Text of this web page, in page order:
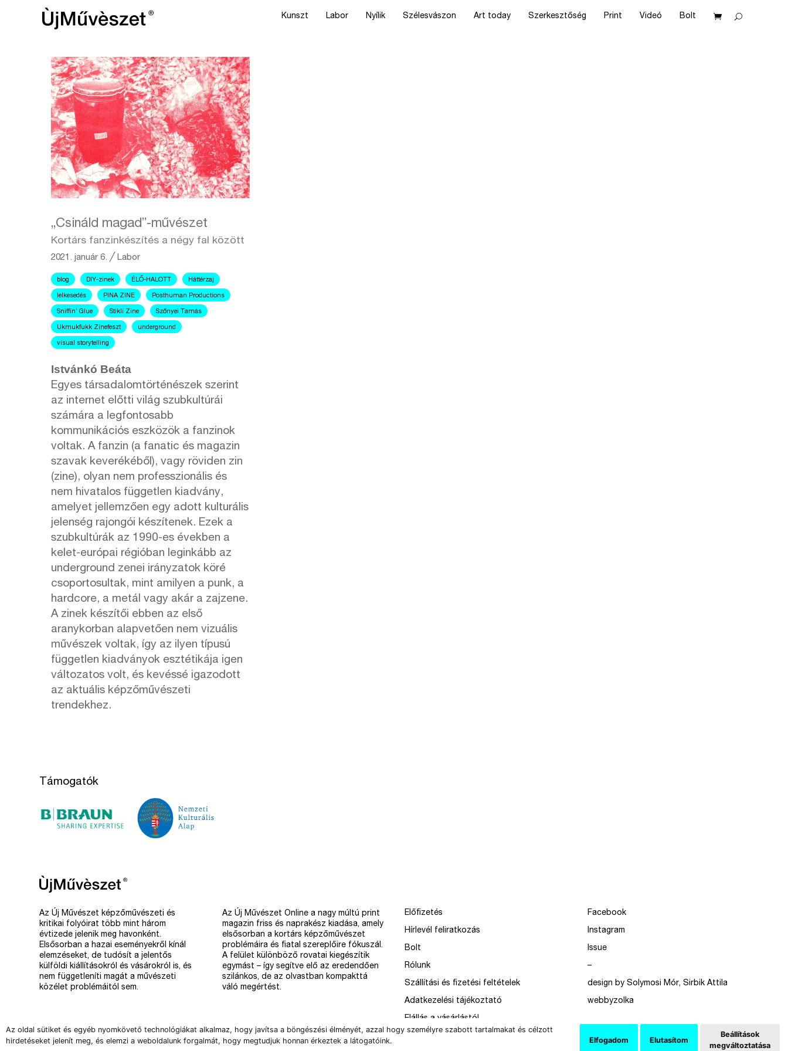
Az oldal sütiket és egyéb nyomkövető technológiákat alkalmaz, hogy javítsa a böngészési élményét, azzal hogy személyre szabott tartalmakat és célzott
hirdetéseket jelenít meg, és elemzi a weboldalunk forgalmát, hogy megtudjuk honnan érkeztek a látogatóink.
Elfogadom Elutasítom
Beállítások
megváltoztatása
Kunszt Labor Nyílik Szélesvászon Art today Szerkesztőség Print Videó Bolt
„Csináld magad”-művészet
Kortárs fanzinkészítés a négy fal között
2021. január 6. ╱ Labor
blog DIY-zinek ÉLŐ-HALOTT Háttérzaj
lelkesedés PINA ZINE Posthuman Productions
Sniffin’ Glue Stikli Zine Szőnyei Tamás
Ukmukfukk Zinefeszt underground
visual storytelling
Istvánkó Beáta
Egyes társadalomtörténészek szerint
az internet előtti világ szubkultúrái
számára a legfontosabb
kommunikációs eszközök a fanzinok
voltak. A fanzin (a fanatic és magazin
szavak keverékéből), vagy röviden zin
(zine), olyan nem professzionális és
nem hivatalos független kiadvány,
amelyet jellemzően egy adott kulturális
jelenség rajongói készítenek. Ezek a
szubkultúrák az 1990-es években a
kelet-európai régióban leginkább az
underground zenei irányzatok köré
csoportosultak, mint amilyen a punk, a
hardcore, a metál vagy akár a zajzene.
A zinek készítői ebben az első
aranykorban alapvetően nem vizuális
művészek voltak, így az ilyen típusú
független kiadványok esztétikája igen
változatos volt, és kevéssé igazodott
az aktuális képzőművészeti
trendekhez.
Támogatók
Az Új Művészet képzőművészeti és
kritikai folyóirat több mint három
évtizede jelenik meg havonként.
Elsősorban a hazai eseményekről kínál
elemzéseket, de tudósít a jelentős
külföldi kiállításokról és vásárokról is, és
nem függetleníti magát a művészeti
közélet problémáitól sem.
Az Új Művészet Online a nagy múltú print
magazin friss és naprakész kiadása, amely
elsősorban a kortárs képzőművészet
problémáira és fiatal szereplőire fókuszál.
A felület különböző rovatai kiegészítik
egymást – így segítve elő az eredendően
szilánkos, de az olvastban kompakttá
váló megértést.
Előfizetés
Hírlevél feliratkozás
Bolt
Rólunk
Szállítási és fizetési feltételek
Adatkezelési tájékoztató
Elállás a vásárlástól
Facebook
Instagram
Issue
–
design by Solymosi Mór, Sirbik Attila
webbyzolka
Copyright 2008-2026 Új Művészet